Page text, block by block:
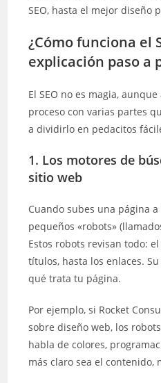
SEO, hasta el mejor diseño
¿Cómo funciona el
explicación paso a
El SEO no es magia,
proceso con varias partes
a dividirlo en pedacitos
1. Los motores de
sitio web
Cuando subes una página
pequeños «robots»
Estos robots revisan todo:
títulos, hasta los enlaces.
qué trata tu página.
Por ejemplo, si Rocket
sobre diseño web, los
habla de colores,
más claro sea el contenido,